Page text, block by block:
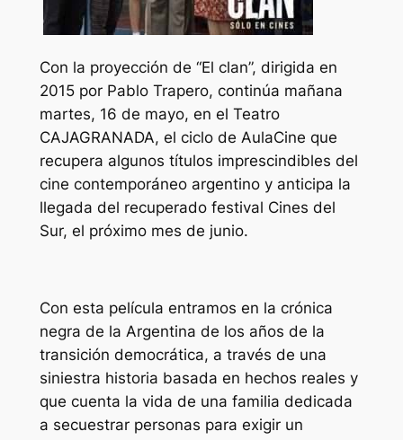
Con la proyección de “El clan”, dirigida en
2015 por Pablo Trapero, continúa mañana
martes, 16 de mayo, en el Teatro
CAJAGRANADA, el ciclo de AulaCine que
recupera algunos títulos imprescindibles del
cine contemporáneo argentino y anticipa la
llegada del recuperado festival Cines del
Sur, el próximo mes de junio.
Con esta película entramos en la crónica
negra de la Argentina de los años de la
transición democrática, a través de una
siniestra historia basada en hechos reales y
que cuenta la vida de una familia dedicada
a secuestrar personas para exigir un